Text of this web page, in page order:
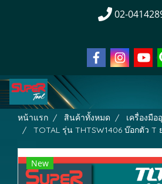
02-
หน้าแรก สินค้าทั้งหมด
เครื่องมื
TOTAL รุ่น THTSW1406 บ๊อกตัว T
New